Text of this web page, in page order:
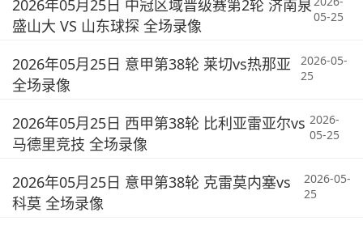
2026年05月25日 中冠区域晋级赛第2轮 济南泉
盛山大 VS 山东球探 全场录像
05-25
2026年05月25日 意甲第38轮 莱切vs热那亚
全场录像
2026-05-
25
2026年05月25日 西甲第38轮 比利亚雷亚尔vs
马德里竞技 全场录像
2026-
05-25
2026年05月25日 意甲第38轮 克雷莫内塞vs
科莫 全场录像
2026-05-
25